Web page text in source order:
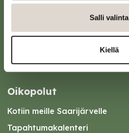
Salli valinta
Kiellä
Oikopolut
Kotiin meille Saarijärvelle
Tapahtumakalenteri